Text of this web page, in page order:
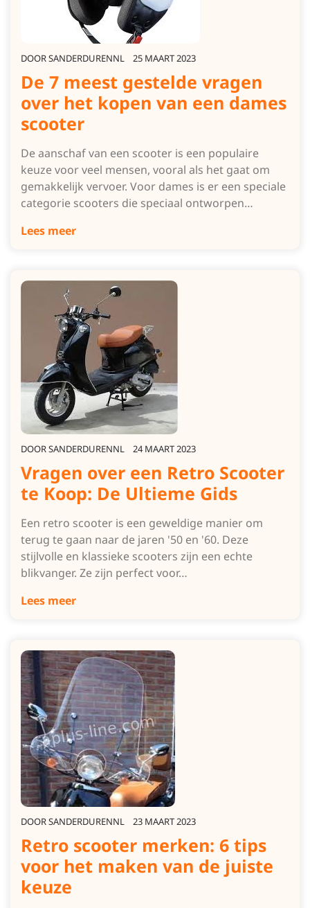
DOORSANDERDURENNL 25 MAART 2023
De 7 meest gestelde vragen
over het kopen van een dames
scooter
De aanschaf van een scooter is een populaire
keuze voor veel mensen, vooral als het gaat om
gemakkelijk vervoer. Voor dames is er een speciale
categorie scooters die speciaal ontworpen…
Lees meer
DOORSANDERDURENNL 24 MAART 2023
Vragen over een Retro Scooter
te Koop: De Ultieme Gids
Een retro scooter is een geweldige manier om
terug te gaan naar de jaren '50 en '60. Deze
stijlvolle en klassieke scooters zijn een echte
blikvanger. Ze zijn perfect voor…
Lees meer
DOORSANDERDURENNL 23 MAART 2023
Retro scooter merken: 6 tips
voor het maken van de juiste
keuze